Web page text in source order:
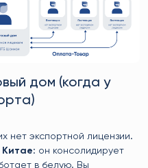
дом (когда у
нет экспортной лицензии.
Китае: он консолидирует
в белую. Вы